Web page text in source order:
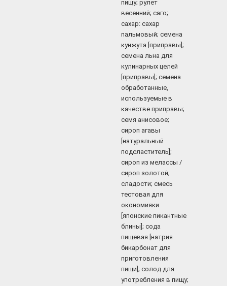
пищу; рулет
весенний; саго;
сахар: сахар
пальмовый; семена
кунжута [приправы];
семена льна для
кулинарных целей
[приправы]; семена
обработанные,
используемые в
качестве приправы;
семя анисовое;
сироп агавы
[натуральный
подсластитель];
сироп из мелассы /
сироп золотой;
сладости; смесь
тестовая для
окономияки
[японские пикантные
блины]; сода
пищевая [натрия
бикарбонат для
приготовления
пищи]; солод для
употребления в пищу;